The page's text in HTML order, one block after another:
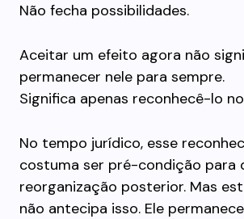
Não fecha possibilidades.
Aceitar um efeito agora não
permanecer nele para sempre.
Significa apenas reconhecê-lo
No tempo jurídico, esse
costuma ser pré-condição para
reorganização posterior. Mas
não antecipa isso. Ele